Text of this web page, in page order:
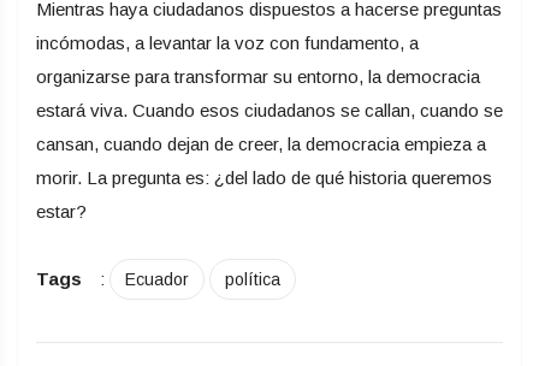
Mientras haya ciudadanos dispuestos a hacerse preguntas
incómodas, a levantar la voz con fundamento, a
organizarse para transformar su entorno, la democracia
estará viva. Cuando esos ciudadanos se callan, cuando se
cansan, cuando dejan de creer, la democracia empieza a
morir. La pregunta es: ¿del lado de qué historia queremos
estar?
Tags : Ecuador política